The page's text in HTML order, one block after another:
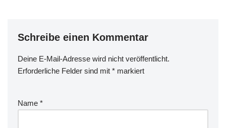
Schreibe einen Kommentar
Deine E-Mail-Adresse wird nicht veröffentlicht.
Erforderliche Felder sind mit * markiert
Name *